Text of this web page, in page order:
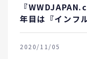
『
年目は『インフ
2020/11/05